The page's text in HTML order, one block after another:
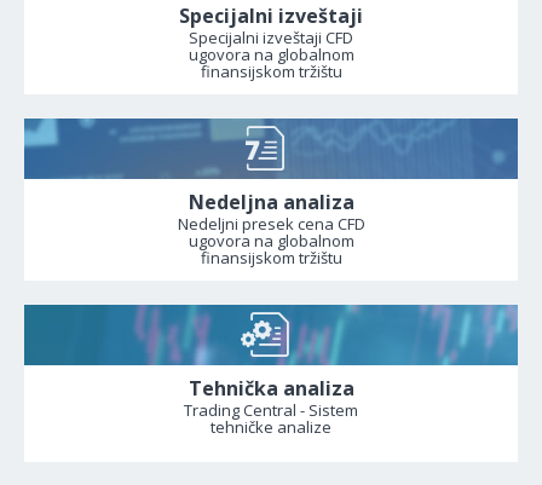
Specijalni izveštaji
Specijalni izveštaji CFD
ugovora na globalnom
finansijskom tržištu
Nedeljna analiza
Nedeljni presek cena CFD
ugovora na globalnom
finansijskom tržištu
Tehnička analiza
Trading Central - Sistem
tehničke analize